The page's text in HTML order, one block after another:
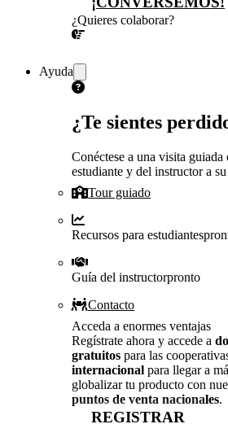
¿Quieres colaborar?
Ayuda
¿Te sientes
Conéctese a una visita
estudiante y del instructor a
Tour guiado
Recursos para estudiantes
Guía del instructorpronto
Contacto
Acceda a enormes ventajas
Regístrate ahora y accede a
gratuitos para las
internacional para llegar a
globalizar tu producto con
puntos de venta nacionales.
REGISTRAR